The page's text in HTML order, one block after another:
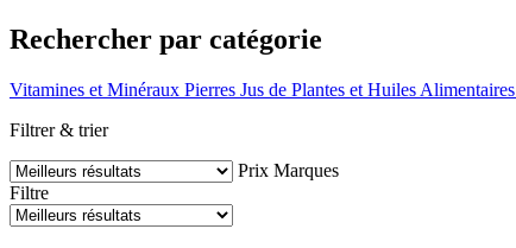
Rechercher par catégorie
Vitamines et Minéraux Pierres Jus de Plantes et Huiles Alimentaires
Filtrer & trier
Prix Marques
Filtre